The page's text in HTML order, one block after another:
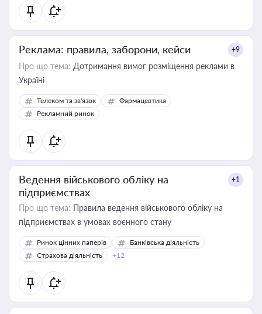
Реклама: правила, заборони, кейси +9
Про що тема: Дотримання вимог розміщення реклами в
Україні
Телеком та зв'язок
Фармацевтика
Рекламний ринок
Ведення військового обліку на
підприємствах
+1
Про що тема: Правила ведення військового обліку на
підприємствах в умовах воєнного стану
Ринок цінних паперів
Банківська діяльність
Страхова діяльність
+12